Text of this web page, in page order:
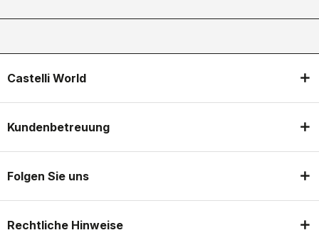
Castelli World
Kundenbetreuung
Folgen Sie uns
Rechtliche Hinweise